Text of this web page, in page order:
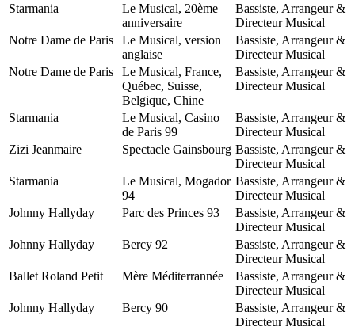
Starmania
Le Musical, 20ème
anniversaire
Bassiste, Arrangeur &
Directeur Musical
Notre Dame de Paris
Le Musical, version
anglaise
Bassiste, Arrangeur &
Directeur Musical
Notre Dame de Paris
Le Musical, France,
Québec, Suisse,
Belgique, Chine
Bassiste, Arrangeur &
Directeur Musical
Starmania
Le Musical, Casino
de Paris 99
Bassiste, Arrangeur &
Directeur Musical
Zizi Jeanmaire
Spectacle Gainsbourg Bassiste, Arrangeur &
Directeur Musical
Starmania
Le Musical, Mogador
94
Bassiste, Arrangeur &
Directeur Musical
Johnny Hallyday
Parc des Princes 93
Bassiste, Arrangeur &
Directeur Musical
Johnny Hallyday
Bercy 92
Bassiste, Arrangeur &
Directeur Musical
Ballet Roland Petit
Mère Méditerrannée
Bassiste, Arrangeur &
Directeur Musical
Johnny Hallyday
Bercy 90
Bassiste, Arrangeur &
Directeur Musical